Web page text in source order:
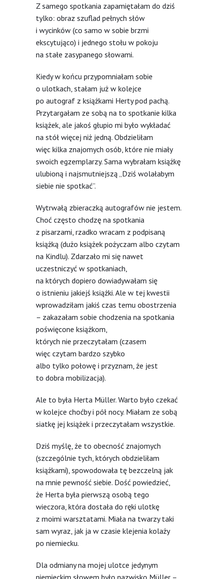
Z samego spotkania zapamiętałam do dziś
tylko: obraz szuflad pełnych słów
i wycinków (co samo w sobie brzmi
ekscytująco) i jednego stołu w pokoju
na stałe zasypanego słowami.
Kiedy w końcu przypomniałam sobie
o ulotkach, stałam już w kolejce
po autograf z książkami Herty pod pachą.
Przytargałam ze sobą na to spotkanie kilka
książek, ale jakoś głupio mi było wykładać
na stół więcej niż jedną. Obdzieliłam
więc kilka znajomych osób, które nie miały
swoich egzemplarzy. Sama wybrałam książkę
ulubioną i najsmutniejszą „Dziś wolałabym
siebie nie spotkać”.
Wytrwałą zbieraczką autografów nie jestem.
Choć często chodzę na spotkania
z pisarzami, rzadko wracam z podpisaną
książką (dużo książek pożyczam albo czytam
na Kindlu). Zdarzało mi się nawet
uczestniczyć w spotkaniach,
na których dopiero dowiadywałam się
o istnieniu jakiejś książki. Ale w tej kwestii
wprowadziłam jakiś czas temu obostrzenia
– zakazałam sobie chodzenia na spotkania
poświęcone książkom,
których nie przeczytałam (czasem
więc czytam bardzo szybko
albo tylko połowę i przyznam, że jest
to dobra mobilizacja).
Ale to była Herta Müller. Warto było czekać
w kolejce choćby i pół nocy. Miałam ze sobą
siatkę jej książek i przeczytałam wszystkie.
Dziś myślę, że to obecność znajomych
(szczególnie tych, których obdzieliłam
książkami), spowodowała tę bezczelną jak
na mnie pewność siebie. Dość powiedzieć,
że Herta była pierwszą osobą tego
wieczora, która dostała do ręki ulotkę
z moimi warsztatami. Miała na twarzy taki
sam wyraz, jak ja w czasie klejenia kolaży
po niemiecku.
Dla odmiany na mojej ulotce jedynym
niemieckim słowem było nazwisko Müller –